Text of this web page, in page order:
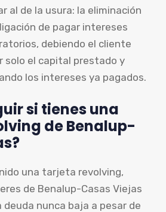
al de la usura: la eliminación
de pagar intereses
debiendo el cliente
solo el capital prestado y
los intereses ya pagados.
si tienes una
de Benalup-
una tarjeta revolving,
de Benalup-Casas Viejas
deuda nunca baja a pesar de